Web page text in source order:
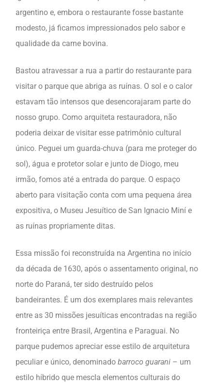
argentino e, embora o restaurante fosse bastante
modesto, já ficamos impressionados pelo sabor e
qualidade da carne bovina.
Bastou atravessar a rua a partir do restaurante para
visitar o parque que abriga as ruínas. O sol e o calor
estavam tão intensos que desencorajaram parte do
nosso grupo. Como arquiteta restauradora, não
poderia deixar de visitar esse patrimônio cultural
único. Peguei um guarda-chuva (para me proteger do
sol), água e protetor solar e junto de Diogo, meu
irmão, fomos até a entrada do parque. O espaço
aberto para visitação conta com uma pequena área
expositiva, o Museu Jesuítico de San Ignacio Miní e
as ruínas propriamente ditas.
Essa missão foi reconstruída na Argentina no início
da década de 1630, após o assentamento original, no
norte do Paraná, ter sido destruído pelos
bandeirantes. É um dos exemplares mais relevantes
entre as 30 missões jesuíticas encontradas na região
fronteiriça entre Brasil, Argentina e Paraguai. No
parque pudemos apreciar esse estilo de arquitetura
peculiar e único, denominadobarroco guarani – um
estilo híbrido que mescla elementos culturais do